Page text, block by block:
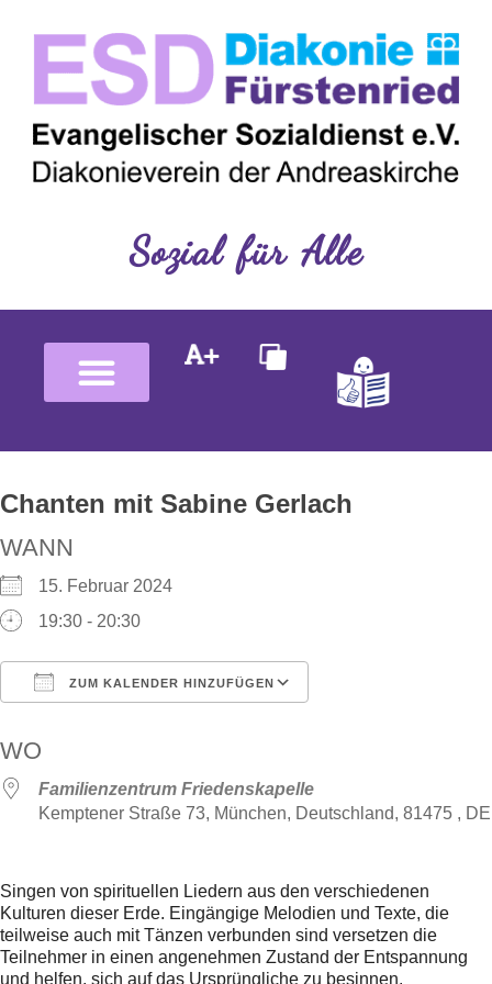
Inhalt
springen
Sozial für Alle
Chanten mit Sabine Gerlach
WANN
15. Februar 2024
19:30 - 20:30
ZUM KALENDER HINZUFÜGEN
WO
Familienzentrum Friedenskapelle
Kemptener Straße 73, München, Deutschland, 81475 , DE
Singen von spirituellen Liedern aus den verschiedenen
Kulturen dieser Erde. Eingängige Melodien und Texte, die
teilweise auch mit Tänzen verbunden sind versetzen die
Teilnehmer in einen angenehmen Zustand der Entspannung
und helfen, sich auf das Ursprüngliche zu besinnen.